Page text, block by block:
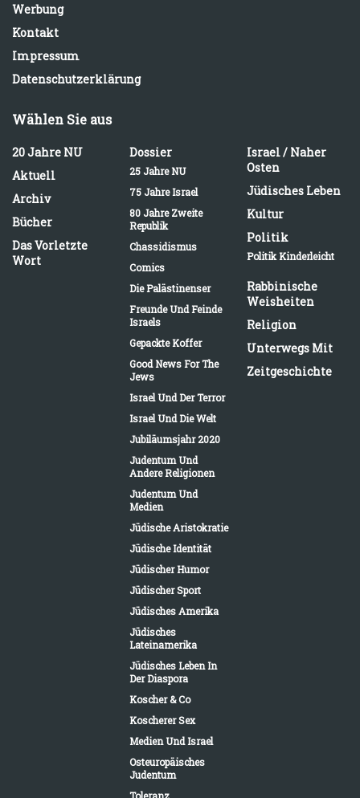
Werbung
Kontakt
Impressum
Datenschutzerklärung
Wählen Sie aus
20 Jahre NU
Aktuell
Archiv
Bücher
Das Vorletzte
Wort
Dossier
25 Jahre NU
75 Jahre Israel
80 Jahre Zweite
Republik
Chassidismus
Comics
Die Palästinenser
Freunde Und Feinde
Israels
Gepackte Koffer
Good News For The
Jews
Israel Und Der Terror
Israel Und Die Welt
Jubiläumsjahr 2020
Judentum Und
Andere Religionen
Judentum Und
Medien
Jüdische Aristokratie
Jüdische Identität
Jüdischer Humor
Jüdischer Sport
Jüdisches Amerika
Jüdisches
Lateinamerika
Jüdisches Leben In
Der Diaspora
Koscher & Co
Koscherer Sex
Medien Und Israel
Osteuropäisches
Judentum
Toleranz
Israel / Naher
Osten
Jüdisches Leben
Kultur
Politik
Politik Kinderleicht
Rabbinische
Weisheiten
Religion
Unterwegs Mit
Zeitgeschichte